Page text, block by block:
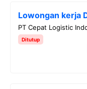
Lowongan kerja
PT Cepat Logistic
Ditutup